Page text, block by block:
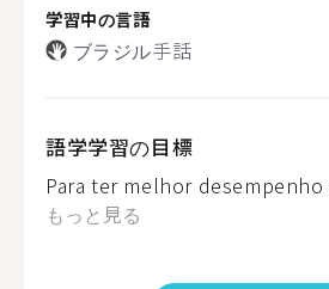
学習中の言語
ブラジル手話
語学学習の目標
Para ter melhor desempenho
もっと見る